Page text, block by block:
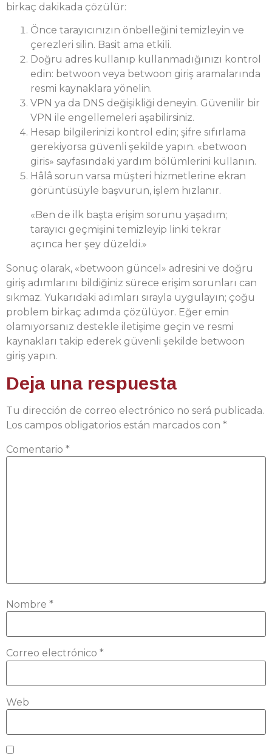
birkaç dakikada çözülür:
Önce tarayıcınızın önbelleğini temizleyin ve
çerezleri silin. Basit ama etkili.
Doğru adres kullanıp kullanmadığınızı kontrol
edin: betwoon veya betwoon giriş aramalarında
resmi kaynaklara yönelin.
VPN ya da DNS değişikliği deneyin. Güvenilir bir
VPN ile engellemeleri aşabilirsiniz.
Hesap bilgilerinizi kontrol edin; şifre sıfırlama
gerekiyorsa güvenli şekilde yapın. «betwoon
giris» sayfasındaki yardım bölümlerini kullanın.
Hâlâ sorun varsa müşteri hizmetlerine ekran
görüntüsüyle başvurun, işlem hızlanır.
«Ben de ilk başta erişim sorunu yaşadım;
tarayıcı geçmişini temizleyip linki tekrar
açınca her şey düzeldi.»
Sonuç olarak, «betwoon güncel» adresini ve doğru
giriş adımlarını bildiğiniz sürece erişim sorunları can
sıkmaz. Yukarıdaki adımları sırayla uygulayın; çoğu
problem birkaç adımda çözülüyor. Eğer emin
olamıyorsanız destekle iletişime geçin ve resmi
kaynakları takip ederek güvenli şekilde betwoon
giriş yapın.
Deja una respuesta
Tu dirección de correo electrónico no será publicada.
Los campos obligatorios están marcados con *
Comentario *
Nombre *
Correo electrónico *
Web